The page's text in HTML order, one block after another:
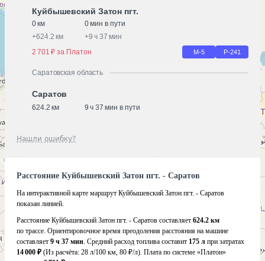
Куйбышевский Затон пгт.
0 км
0 мин в пути
+624.2 км +9 ч 37 мин
2 701 ₽ за Платон
М-5 Р-241
Саратовская область
Саратов
624.2 км 9 ч 37 мин в пути
Нашли ошибку?
Расстояние Куйбышевский Затон пгт. - Саратов
На интерактивной карте маршрут Куйбышевский Затон пгт. - Саратов
показан линией.
Расстояние Куйбышевский Затон пгт. - Саратов составляет 624.2 км
по трассе. Ориентировочное время преодоления расстояния на машине
составляет 9 ч 37 мин. Средний расход топлива составит 175 л при затратах
14 000 ₽ (Из расчёта: 28 л/100 км, 80 ₽/л). Плата по системе «Платон»